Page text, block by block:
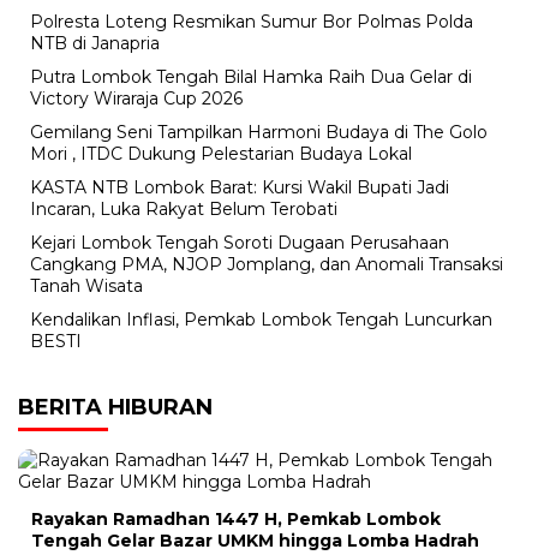
Polresta Loteng Resmikan Sumur Bor Polmas Polda
NTB di Janapria
Putra Lombok Tengah Bilal Hamka Raih Dua Gelar di
Victory Wiraraja Cup 2026
Gemilang Seni Tampilkan Harmoni Budaya di The Golo
Mori , ITDC Dukung Pelestarian Budaya Lokal
KASTA NTB Lombok Barat: Kursi Wakil Bupati Jadi
Incaran, Luka Rakyat Belum Terobati
Kejari Lombok Tengah Soroti Dugaan Perusahaan
Cangkang PMA, NJOP Jomplang, dan Anomali Transaksi
Tanah Wisata
Kendalikan Inflasi, Pemkab Lombok Tengah Luncurkan
BESTI
BERITA HIBURAN
Rayakan Ramadhan 1447 H, Pemkab Lombok
Tengah Gelar Bazar UMKM hingga Lomba Hadrah